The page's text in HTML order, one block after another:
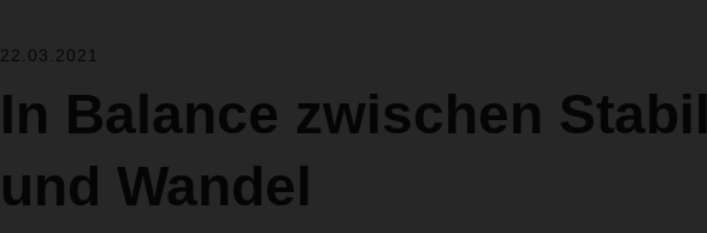
22.03.2021
In Balance zwischen
und Wandel